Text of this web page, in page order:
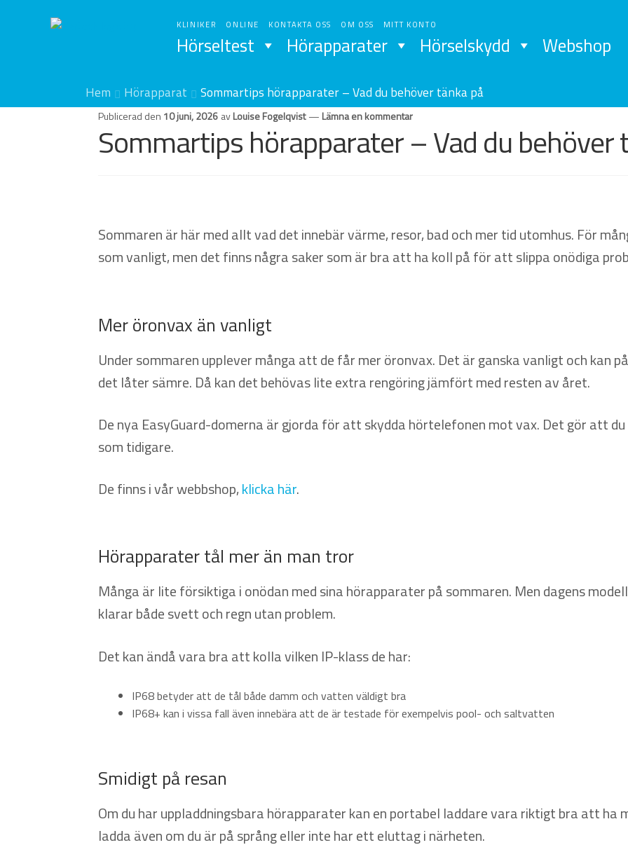
till
till
KLINIKER ONLINE KONTAKTA OSS OM OSS MITT KONTO
Hörseltest Hörapparater Hörselskydd Webshop
Hem Hörapparat Sommartips hörapparater – Vad du behöver tänka på
Publicerad den 10 juni, 2026 avLouise Fogelqvist — Lämna en kommentar
Sommartips hörapparater – Vad du behöver
Sommaren är här med allt vad det innebär värme, resor, bad och mer tid utomhus. För
som vanligt, men det finns några saker som är bra att ha koll på för att slippa onödiga
Mer öronvax än vanligt
Under sommaren upplever många att de får mer öronvax. Det är ganska vanligt och kan
det låter sämre. Då kan det behövas lite extra rengöring jämfört med resten av året.
De nya EasyGuard-domerna är gjorda för att skydda hörtelefonen mot vax. Det gör att
som tidigare.
De finns i vår webbshop,klicka här.
Hörapparater tål mer än man tror
Många är lite försiktiga i onödan med sina hörapparater på sommaren. Men dagens
klarar både svett och regn utan problem.
Det kan ändå vara bra att kolla vilken IP-klass de har:
IP68 betyder att de tål både damm och vatten väldigt bra
IP68+ kan i vissa fall även innebära att de är testade för exempelvis pool- och saltvatten
Smidigt på resan
Om du har uppladdningsbara hörapparater kan en portabel laddare vara riktigt bra att ha
ladda även om du är på språng eller inte har ett eluttag i närheten.